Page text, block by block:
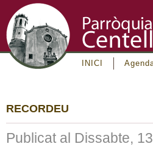
INICI
RECORDEU
Publicat al Dissabte,